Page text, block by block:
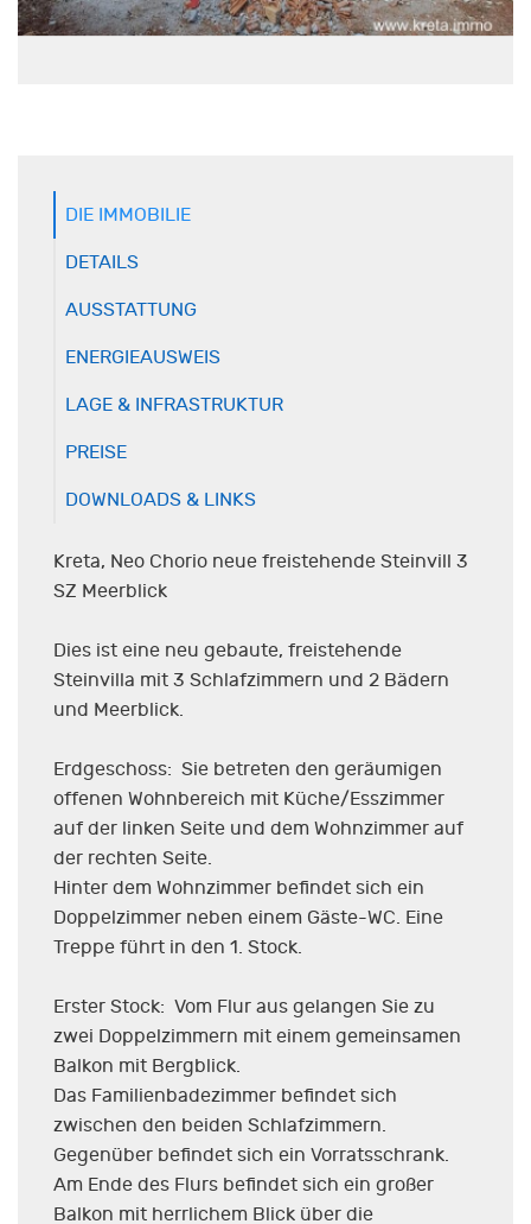
DIE IMMOBILIE
DETAILS
AUSSTATTUNG
ENERGIEAUSWEIS
LAGE & INFRASTRUKTUR
PREISE
DOWNLOADS & LINKS
Kreta, Neo Chorio neue freistehende Steinvill 3
SZ Meerblick
Dies ist eine neu gebaute, freistehende
Steinvilla mit 3 Schlafzimmern und 2 Bädern
und Meerblick.
Erdgeschoss: Sie betreten den geräumigen
offenen Wohnbereich mit Küche/Esszimmer
auf der linken Seite und dem Wohnzimmer auf
der rechten Seite.
Hinter dem Wohnzimmer befindet sich ein
Doppelzimmer neben einem Gäste-WC. Eine
Treppe führt in den 1. Stock.
Erster Stock: Vom Flur aus gelangen Sie zu
zwei Doppelzimmern mit einem gemeinsamen
Balkon mit Bergblick.
Das Familienbadezimmer befindet sich
zwischen den beiden Schlafzimmern.
Gegenüber befindet sich ein Vorratsschrank.
Am Ende des Flurs befindet sich ein großer
Balkon mit herrlichem Blick über die